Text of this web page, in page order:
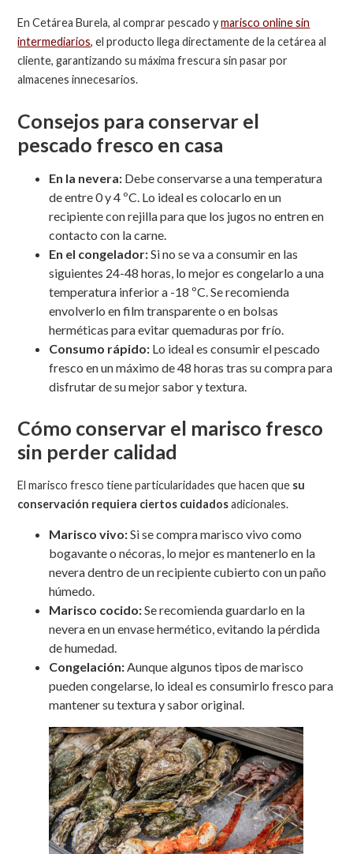
En Cetárea Burela, al comprar pescado ymarisco online sin
intermediarios, el producto llega directamente de la cetárea al
cliente, garantizando su máxima frescura sin pasar por
almacenes innecesarios.
Consejos para conservar el
pescado fresco en casa
En la nevera: Debe conservarse a una temperatura
de entre 0 y 4 ºC. Lo ideal es colocarlo en un
recipiente con rejilla para que los jugos no entren en
contacto con la carne.
En el congelador:Si no se va a consumir en las
siguientes 24-48 horas, lo mejor es congelarlo a una
temperatura inferior a -18 ºC. Se recomienda
envolverlo en film transparente o en bolsas
herméticas para evitar quemaduras por frío.
Consumo rápido: Lo ideal es consumir el pescado
fresco en un máximo de 48 horas tras su compra para
disfrutar de su mejor sabor y textura.
Cómo conservar el marisco fresco
sin perder calidad
El marisco fresco tiene particularidades que hacen que su
conservación requiera ciertos cuidadosadicionales.
Marisco vivo:Si se compra marisco vivo como
bogavante o nécoras, lo mejor es mantenerlo en la
nevera dentro de un recipiente cubierto con un paño
húmedo.
Marisco cocido:Se recomienda guardarlo en la
nevera en un envase hermético, evitando la pérdida
de humedad.
Congelación:Aunque algunos tipos de marisco
pueden congelarse, lo ideal es consumirlo fresco para
mantener su textura y sabor original.